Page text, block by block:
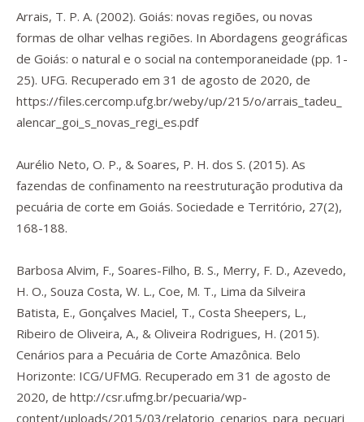
Arrais, T. P. A. (2002). Goiás: novas regiões, ou novas
formas de olhar velhas regiões. In Abordagens geográficas
de Goiás: o natural e o social na contemporaneidade (pp. 1-
25). UFG. Recuperado em 31 de agosto de 2020, de
https://files.cercomp.ufg.br/weby/up/215/o/arrais_tadeu_
alencar_goi_s_novas_regi_es.pdf
Aurélio Neto, O. P., & Soares, P. H. dos S. (2015). As
fazendas de confinamento na reestruturação produtiva da
pecuária de corte em Goiás. Sociedade e Território, 27(2),
168-188.
Barbosa Alvim, F., Soares-Filho, B. S., Merry, F. D., Azevedo,
H. O., Souza Costa, W. L., Coe, M. T., Lima da Silveira
Batista, E., Gonçalves Maciel, T., Costa Sheepers, L.,
Ribeiro de Oliveira, A., & Oliveira Rodrigues, H. (2015).
Cenários para a Pecuária de Corte Amazônica. Belo
Horizonte: ICG/UFMG. Recuperado em 31 de agosto de
2020, de http://csr.ufmg.br/pecuaria/wp-
content/uploads/2015/03/relatorio_cenarios_para_pecuari